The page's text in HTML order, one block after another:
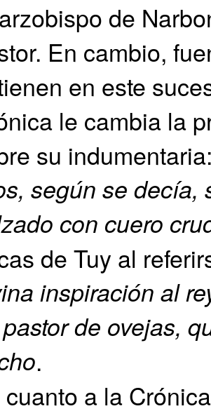
de
En cambio,
en este
le cambia la
su
según se decía,
con cuero
de Tuy al
inspiración al
de ovejas,
.
cuanto a la